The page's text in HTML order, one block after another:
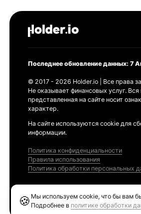
Последнее обновление данных: 7
© 2017 - 2026 Holder.io | Все права
Не оказывает финансовых услуг.
представленная на сайте носит
характер.
На сайте используются cookie для
информации.
Политика конфиденциальности
Правила использования
Политика обработки персональных
🍪 Мы используем cookie, что бы вам
Подробнее в политике обработки
Ethereum GAS Tracker